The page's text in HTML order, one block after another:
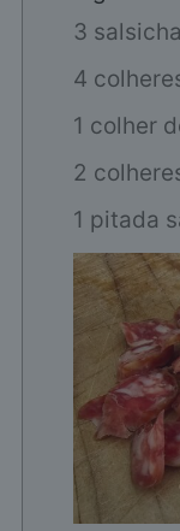
3
4
1 colher
2
1 pitada